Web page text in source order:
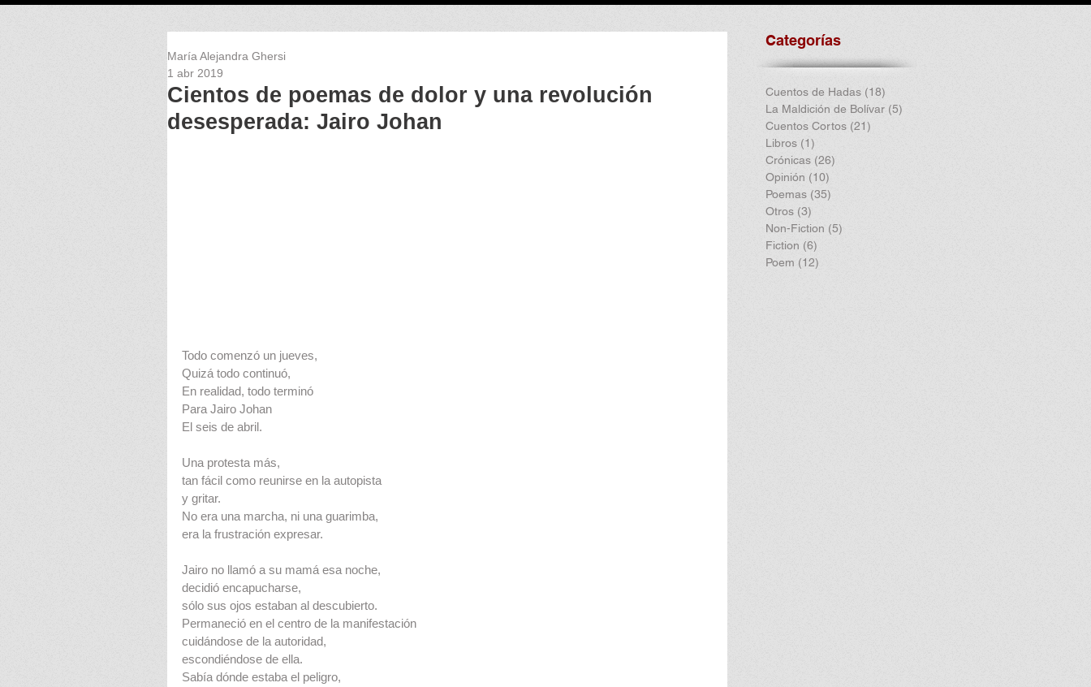
Cientos de poemas de dolor y una revolución
desesperada: Jairo Johan
María Alejandra Ghersi
1 abr 2019
Todo comenzó un jueves,
Quizá todo continuó,
En realidad, todo terminó
Para Jairo Johan
El seis de abril.
Una protesta más,
tan fácil como reunirse en la autopista
y gritar.
No era una marcha, ni una guarimba,
era la frustración expresar.
Jairo no llamó a su mamá esa noche,
decidió encapucharse,
sólo sus ojos estaban al descubierto.
Permaneció en el centro de la manifestación
cuidándose de la autoridad,
escondiéndose de ella.
Sabía dónde estaba el peligro,
Categorías
Cuentos de Hadas (18)
La Maldición de Bolívar (5)
Cuentos Cortos (21)
Libros (1)
Crónicas (26)
Opinión (10)
Poemas (35)
Otros (3)
Non-Fiction (5)
Fiction (6)
Poem (12)